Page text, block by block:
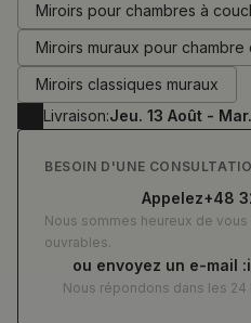
Miroirs pour chambres à
Miroirs muraux pour chambre
Miroirs classiques muraux
Livraison:Jeu. 13 Août -
BESOIN D'UNE
Appelez+48
Nous sommes heureux de
ouvrables.
ou envoyez un e-mail :
Nous répondons dans les